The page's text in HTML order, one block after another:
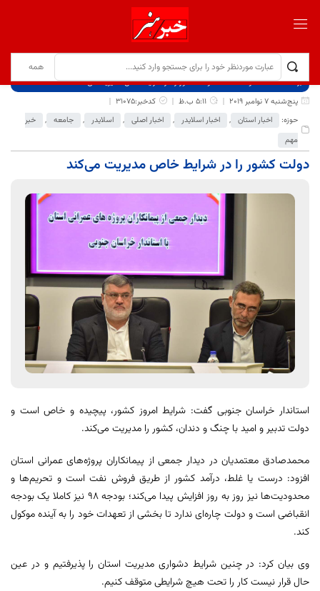
برگ نخست نوشته‌ها
دولت کشور را در شرایط خاص مدیریت می‌کند
پنج‌شنبه 7 نوامبر 2019
5:11 ب.ظ
کدخبر:31075
حوزه:
اخبار استان , اخبار اسلایدر , اخبار اصلی , اسلایدر , جامعه ,
خبر
مهم
دولت کشور را در شرایط خاص مدیریت می‌کند
استاندار خراسان جنوبی گفت: شرایط امروز کشور، پیچیده و خاص است و
دولت تدبیر و امید با چنگ و دندان، کشور را مدیریت می‌کند.
محمدصادق معتمدیان در دیدار جمعی از پیمانکاران پروژه‌های عمرانی استان
افزود: درست یا غلط، درآمد کشور از طریق فروش نفت است و تحریم‌ها و
محدودیت‌ها نیز روز به روز افزایش پیدا می‌کند؛ بودجه ۹۸ نیز کاملا یک بودجه
انقباضی است و دولت چاره‌ای ندارد تا بخشی از تعهدات خود را به آینده موکول
کند.
وی بیان کرد: در چنین شرایط دشواری مدیریت استان را پذیرفتیم و در عین
حال قرار نیست کار را تحت هیچ شرایطی متوقف کنیم.